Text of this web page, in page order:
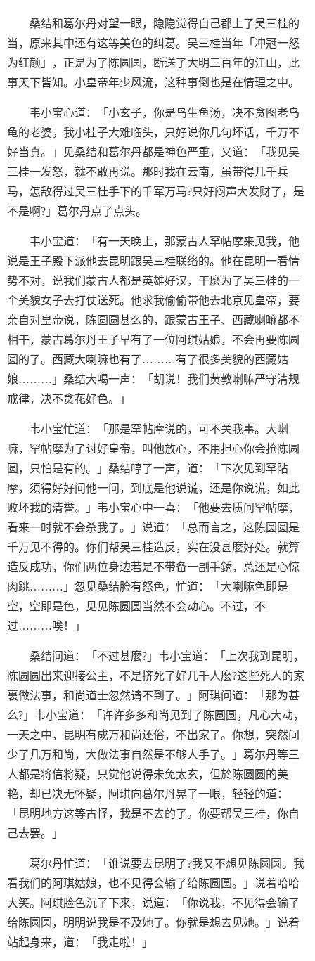
桑结和葛尔丹对望一眼，隐隐觉得自己都上了吴三桂的
当，原来其中还有这等美色的纠葛。吴三桂当年「冲冠一怒
为红颜」，正是为了陈圆圆，断送了大明三百年的江山，此
事天下皆知。小皇帝年少风流，这种事倒也是在情理之中。
韦小宝心道：「小玄子，你是鸟生鱼汤，决不贪图老乌
龟的老婆。我小桂子大难临头，只好说你几句坏话，千万不
好当真。」见桑结和葛尔丹都是神色严重，又道：「我见吴
三桂一发怒，就不敢再说。那时我在云南，虽带得几千兵
马，怎敌得过吴三桂手下的千军万马?只好闷声大发财了，是
不是啊?」葛尔丹点了点头。
韦小宝道：「有一天晚上，那蒙古人罕帖摩来见我，他
说是王子殿下派他去昆明跟吴三桂联络的。他在昆明一看情
势不对，说我们蒙古人都是英雄好汉，干麽为了吴三桂的一
个美貌女子去打仗送死。他求我偷偷带他去北京见皇帝，要
亲自对皇帝说，陈圆圆甚么的，跟蒙古王子、西藏喇嘛都不
相干，蒙古葛尔丹王子早有了一位阿琪姑娘，不会再要陈圆
圆的了。西藏大喇嘛也有了………有了很多美貌的西藏姑
娘………」桑结大喝一声：「胡说！我们黄教喇嘛严守清规
戒律，决不贪花好色。」
韦小宝忙道：「那是罕帖摩说的，可不关我事。大喇
嘛，罕帖摩为了讨好皇帝，叫他放心，不用担心你会抢陈圆
圆，只怕是有的。」桑结哼了一声，道：「下次见到罕阽
摩，须得好好问他一问，到底是他说谎，还是你说谎，如此
败坏我的清誉。」韦小宝心中一喜：「他要去质问罕帖摩，
看来一时就不会杀我了。」说道：「总而言之，这陈圆圆是
千万见不得的。你们帮吴三桂造反，实在没甚麽好处。就算
造反成功，你们两位身边若是不带备一副手銹，总还是心惊
肉跳………」忽见桑结脸有怒色，忙道：「大喇嘛色即是
空，空即是色，见见陈圆圆当然不会动心。不过，不
过………唉！」
桑结问道：「不过甚麽?」韦小宝道：「上次我到昆明，
陈圆圆出来迎接公主，不是挤死了好几千人麽?这些死人的家
裏做法事，和尚道士忽然请不到了。」阿琪问道：「那为甚
么?」韦小宝道：「许许多多和尚见到了陈圆圆，凡心大动，
一天之中，昆明有成万和尚还俗，不出家了。你想，突然间
少了几万和尚，大做法事自然是不够人手了。」葛尔丹等三
人都是将信将疑，只觉他说得未免太玄，但於陈圆圆的美
艳，却已决无怀疑，阿琪向葛尔丹晃了一眼，轻轻的道：
「昆明地方这等古怪，我是不去的了。你要帮吴三桂，你自
己去罢。」
葛尔丹忙道：「谁说要去昆明了?我又不想见陈圆圆。我
看我们的阿琪姑娘，也不见得会输了给陈圆圆。」说着哈哈
大笑。阿琪脸色沉了下来，说道：「你说我，不见得会输了
给陈圆圆，明明说我是不及她了。你就是想去见她。」说着
站起身来，道：「我走啦！」